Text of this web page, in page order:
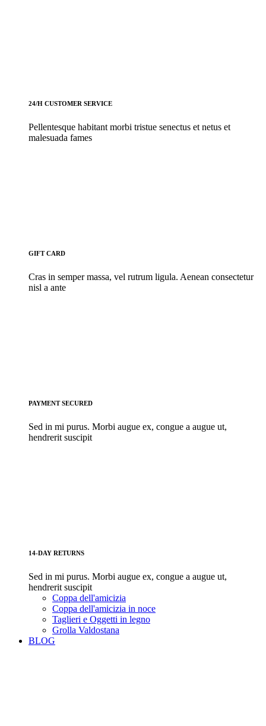
24/H CUSTOMER SERVICE
Pellentesque habitant morbi tristue senectus et netus et
malesuada fames
GIFT CARD
Cras in semper massa, vel rutrum ligula. Aenean consectetur
nisl a ante
PAYMENT SECURED
Sed in mi purus. Morbi augue ex, congue a augue ut,
hendrerit suscipit
14-DAY RETURNS
Sed in mi purus. Morbi augue ex, congue a augue ut,
hendrerit suscipit
Coppa dell'amicizia
Coppa dell'amicizia in noce
Taglieri e Oggetti in legno
Grolla Valdostana
BLOG